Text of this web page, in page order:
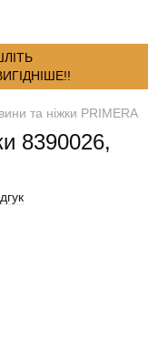
та ніжки PRIMERA
8390026,